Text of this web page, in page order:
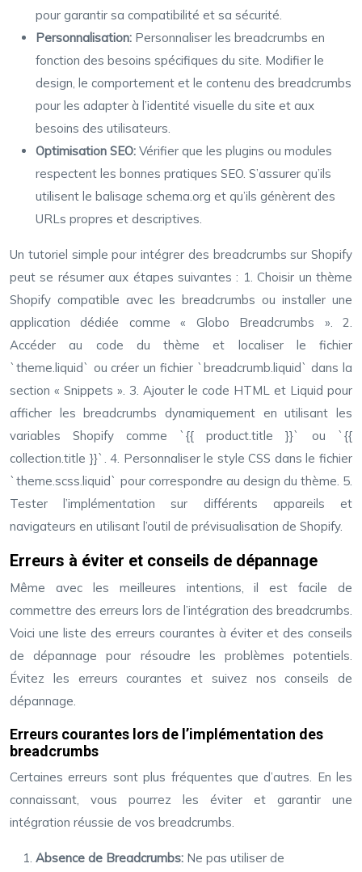
pour garantir sa compatibilité et sa sécurité.
Personnalisation: Personnaliser les breadcrumbs en
fonction des besoins spécifiques du site. Modifier le
design, le comportement et le contenu des breadcrumbs
pour les adapter à l’identité visuelle du site et aux
besoins des utilisateurs.
Optimisation SEO: Vérifier que les plugins ou modules
respectent les bonnes pratiques SEO. S’assurer qu’ils
utilisent le balisage schema.org et qu’ils génèrent des
URLs propres et descriptives.
Un tutoriel simple pour intégrer des breadcrumbs sur Shopify
peut se résumer aux étapes suivantes : 1. Choisir un thème
Shopify compatible avec les breadcrumbs ou installer une
application dédiée comme « Globo Breadcrumbs ». 2.
Accéder au code du thème et localiser le fichier
`theme.liquid` ou créer un fichier `breadcrumb.liquid` dans la
section « Snippets ». 3. Ajouter le code HTML et Liquid pour
afficher les breadcrumbs dynamiquement en utilisant les
variables Shopify comme `{{ product.title }}` ou `{{
collection.title }}`. 4. Personnaliser le style CSS dans le fichier
`theme.scss.liquid` pour correspondre au design du thème. 5.
Tester l’implémentation sur différents appareils et
navigateurs en utilisant l’outil de prévisualisation de Shopify.
Erreurs à éviter et conseils de dépannage
Même avec les meilleures intentions, il est facile de
commettre des erreurs lors de l’intégration des breadcrumbs.
Voici une liste des erreurs courantes à éviter et des conseils
de dépannage pour résoudre les problèmes potentiels.
Évitez les erreurs courantes et suivez nos conseils de
dépannage.
Erreurs courantes lors de l’implémentation des
breadcrumbs
Certaines erreurs sont plus fréquentes que d’autres. En les
connaissant, vous pourrez les éviter et garantir une
intégration réussie de vos breadcrumbs.
Absence de Breadcrumbs: Ne pas utiliser de